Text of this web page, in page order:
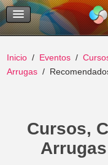
Temas
Buscar
Inicio Eventos
Arrugas
Cursos,